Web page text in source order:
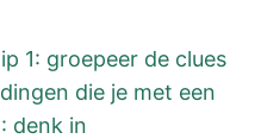
1: groepeer de clues
die je met een
denk in